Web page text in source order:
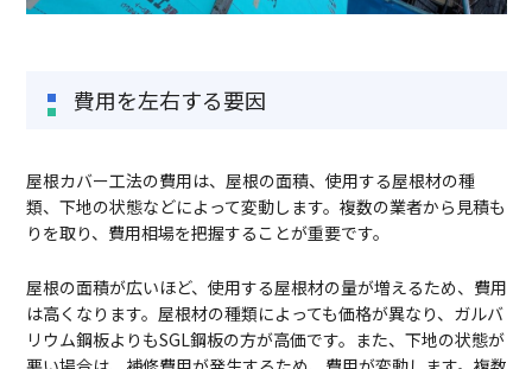
費用を左右する要因
屋根カバー工法の費用は、屋根の面積、使用する屋根材の種
類、下地の状態などによって変動します。複数の業者から見積も
りを取り、費用相場を把握することが重要です。
屋根の面積が広いほど、使用する屋根材の量が増えるため、費用
は高くなります。屋根材の種類によっても価格が異なり、ガルバ
リウム鋼板よりもSGL鋼板の方が高価です。また、下地の状態が